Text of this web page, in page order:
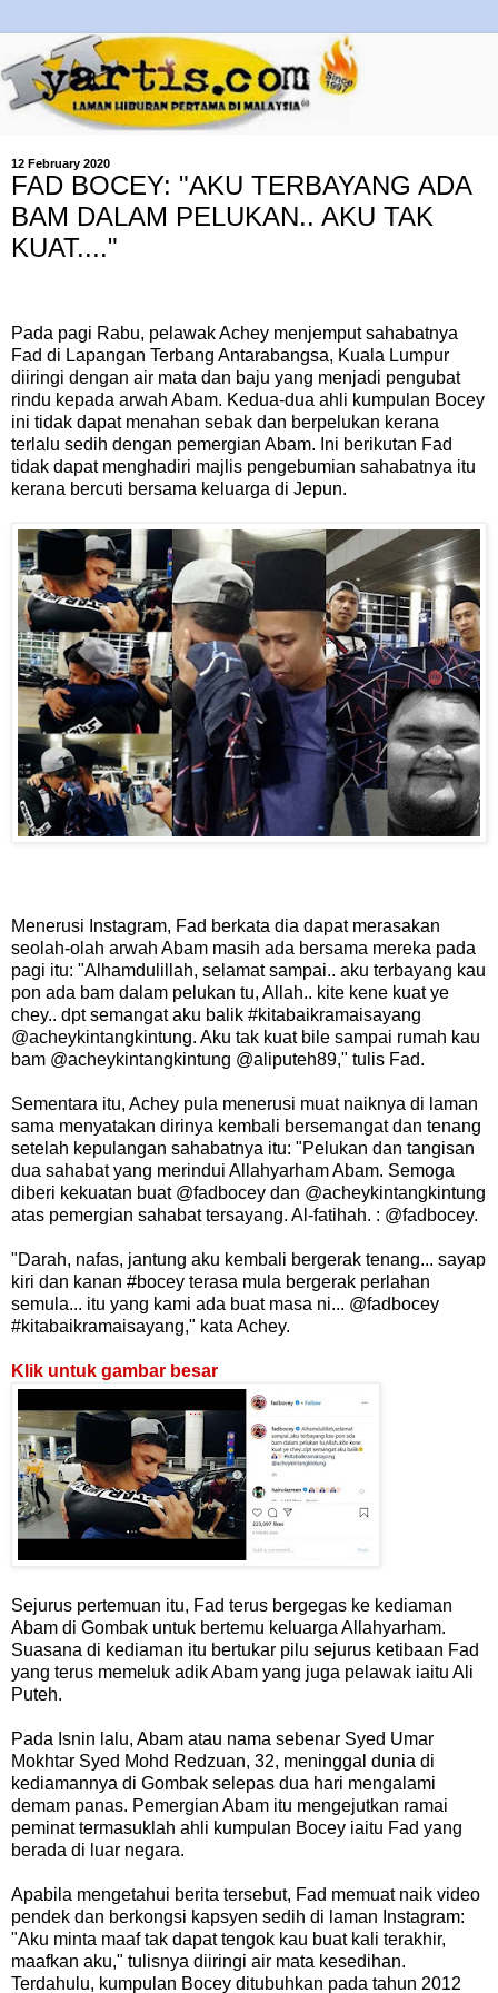
12 February 2020
FAD BOCEY: "AKU TERBAYANG ADA
BAM DALAM PELUKAN.. AKU TAK
KUAT...."
Pada pagi Rabu, pelawak Achey menjemput sahabatnya
Fad di Lapangan Terbang Antarabangsa, Kuala Lumpur
diiringi dengan air mata dan baju yang menjadi pengubat
rindu kepada arwah Abam. Kedua-dua ahli kumpulan Bocey
ini tidak dapat menahan sebak dan berpelukan kerana
terlalu sedih dengan pemergian Abam. Ini berikutan Fad
tidak dapat menghadiri majlis pengebumian sahabatnya itu
kerana bercuti bersama keluarga di Jepun.
Menerusi Instagram, Fad berkata dia dapat merasakan
seolah-olah arwah Abam masih ada bersama mereka pada
pagi itu: "Alhamdulillah, selamat sampai.. aku terbayang kau
pon ada bam dalam pelukan tu, Allah.. kite kene kuat ye
chey.. dpt semangat aku balik #kitabaikramaisayang
@acheykintangkintung. Aku tak kuat bile sampai rumah kau
bam @acheykintangkintung @aliputeh89," tulis Fad.
Sementara itu, Achey pula menerusi muat naiknya di laman
sama menyatakan dirinya kembali bersemangat dan tenang
setelah kepulangan sahabatnya itu: "Pelukan dan tangisan
dua sahabat yang merindui Allahyarham Abam. Semoga
diberi kekuatan buat @fadbocey dan @acheykintangkintung
atas pemergian sahabat tersayang. Al-fatihah. : @fadbocey.
"Darah, nafas, jantung aku kembali bergerak tenang... sayap
kiri dan kanan #bocey terasa mula bergerak perlahan
semula... itu yang kami ada buat masa ni... @fadbocey
#kitabaikramaisayang," kata Achey.
Klik untuk gambar besar
Sejurus pertemuan itu, Fad terus bergegas ke kediaman
Abam di Gombak untuk bertemu keluarga Allahyarham.
Suasana di kediaman itu bertukar pilu sejurus ketibaan Fad
yang terus memeluk adik Abam yang juga pelawak iaitu Ali
Puteh.
Pada Isnin lalu, Abam atau nama sebenar Syed Umar
Mokhtar Syed Mohd Redzuan, 32, meninggal dunia di
kediamannya di Gombak selepas dua hari mengalami
demam panas. Pemergian Abam itu mengejutkan ramai
peminat termasuklah ahli kumpulan Bocey iaitu Fad yang
berada di luar negara.
Apabila mengetahui berita tersebut, Fad memuat naik video
pendek dan berkongsi kapsyen sedih di laman Instagram:
"Aku minta maaf tak dapat tengok kau buat kali terakhir,
maafkan aku," tulisnya diiringi air mata kesedihan.
Terdahulu, kumpulan Bocey ditubuhkan pada tahun 2012